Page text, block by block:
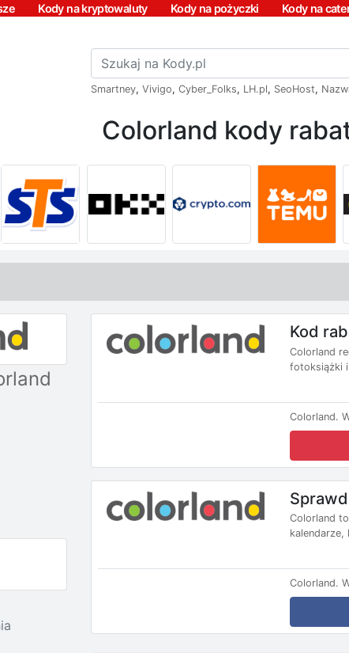
Kody na kryptowaluty Kody na pożyczki Kody na
Smartney, Vivigo, Cyber_Folks, LH.pl, SeoHost,
Colorland kody
Kod
Colorland
fotoksiążki i
Colorland.
Colorland
Colorland.